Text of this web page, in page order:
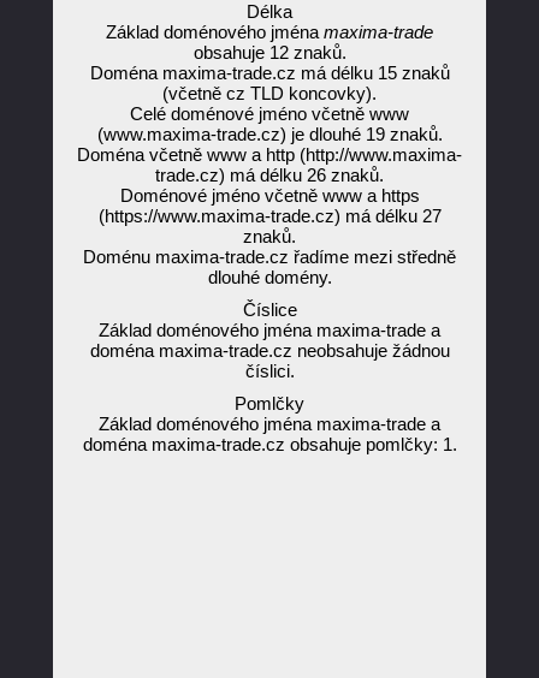
Délka
Základ doménového jména maxima-trade
obsahuje 12 znaků.
Doména maxima-trade.cz má délku 15 znaků
(včetně cz TLD koncovky).
Celé doménové jméno včetně www
(www.maxima-trade.cz) je dlouhé 19 znaků.
Doména včetně www a http (http://www.maxima-
trade.cz) má délku 26 znaků.
Doménové jméno včetně www a https
(https://www.maxima-trade.cz) má délku 27
znaků.
Doménu maxima-trade.cz řadíme mezi středně
dlouhé domény.
Číslice
Základ doménového jména maxima-trade a
doména maxima-trade.cz neobsahuje žádnou
číslici.
Pomlčky
Základ doménového jména maxima-trade a
doména maxima-trade.cz obsahuje pomlčky: 1.